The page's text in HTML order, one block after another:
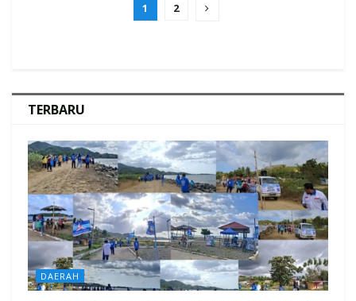
1 2
TERBARU
DAERAH